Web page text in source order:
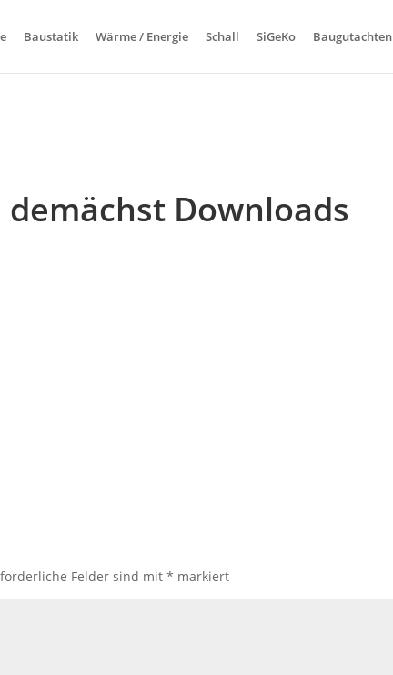
Baustatik Wärme / Energie Schall SiGeKo Baugutachten
demächst Downloads
Felder sind mit* markiert